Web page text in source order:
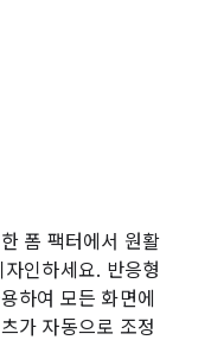
폼 팩터에서 원활
인하세요. 반응형
하여 모든 화면에
가 자동으로 조정